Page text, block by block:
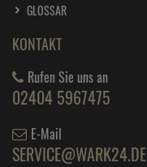
GLOSSAR
KONTAKT
Rufen Sie uns an
02404 5967475
E-Mail
SERVICE@WARK24.DE